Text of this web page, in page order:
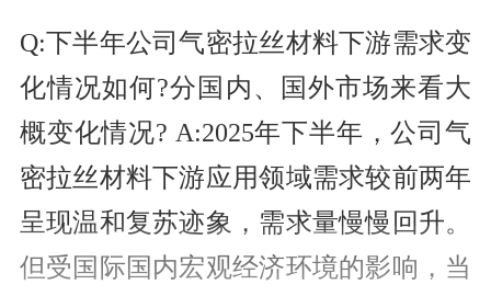
Q:下半年公司气密拉丝材料下游需求变
化情况如何?分国内、国外市场来看大
概变化情况? A:2025年下半年，公司气
密拉丝材料下游应用领域需求较前两年
呈现温和复苏迹象，需求量慢慢回升。
但受国际国内宏观经济环境的影响，当